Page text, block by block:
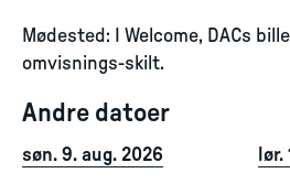
Mødested: I Welcome, DACs
omvisnings-skilt.
Andre datoer
søn. 9. aug. 2026